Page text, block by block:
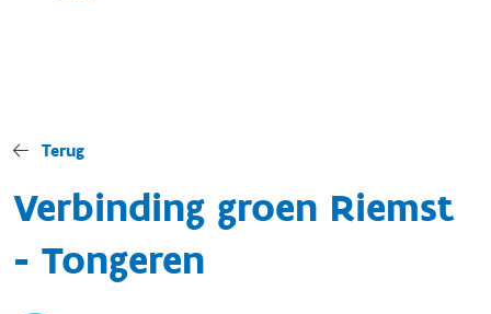
Terug
Verbinding groen Riemst
- Tongeren